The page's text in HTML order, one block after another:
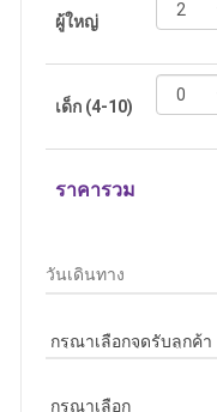
ราคารวม
ผู้ใหญ่
เด็ก (4-10)